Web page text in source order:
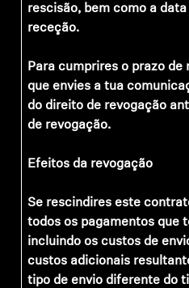
rescisão, bem como a
receção.
Para cumprires o prazo
que envies a tua
do direito de revogação
de revogação.
Efeitos da revogação
Se rescindires este
todos os pagamentos que
incluindo os custos de
custos adicionais
tipo de envio diferente do